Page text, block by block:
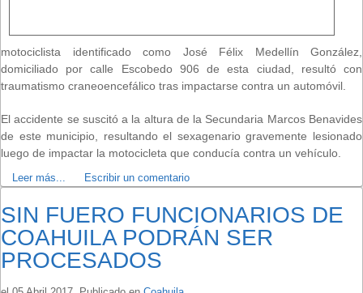
motociclista identificado como José Félix Medellín González,
domiciliado por calle Escobedo 906 de esta ciudad, resultó con
traumatismo craneoencefálico tras impactarse contra un automóvil.
El accidente se suscitó a la altura de la Secundaria Marcos Benavides
de este municipio, resultando el sexagenario gravemente lesionado
luego de impactar la motocicleta que conducía contra un vehículo.
Leer más... Escribir un comentario
SIN FUERO FUNCIONARIOS DE
COAHUILA PODRÁN SER
PROCESADOS